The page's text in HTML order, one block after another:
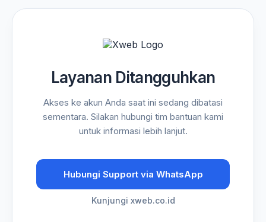
Layanan Ditangguhkan
Akses ke akun Anda saat ini sedang dibatasi
sementara. Silakan hubungi tim bantuan kami
untuk informasi lebih lanjut.
Hubungi Support via WhatsApp
Kunjungi xweb.co.id